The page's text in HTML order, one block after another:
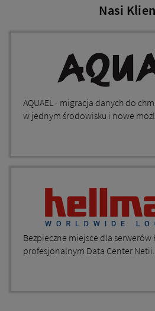
Nasi
AQUAEL - migracja danych do
w jednym środowisku i nowe
Bezpieczne miejsce dla
profesjonalnym Data Center Netii.